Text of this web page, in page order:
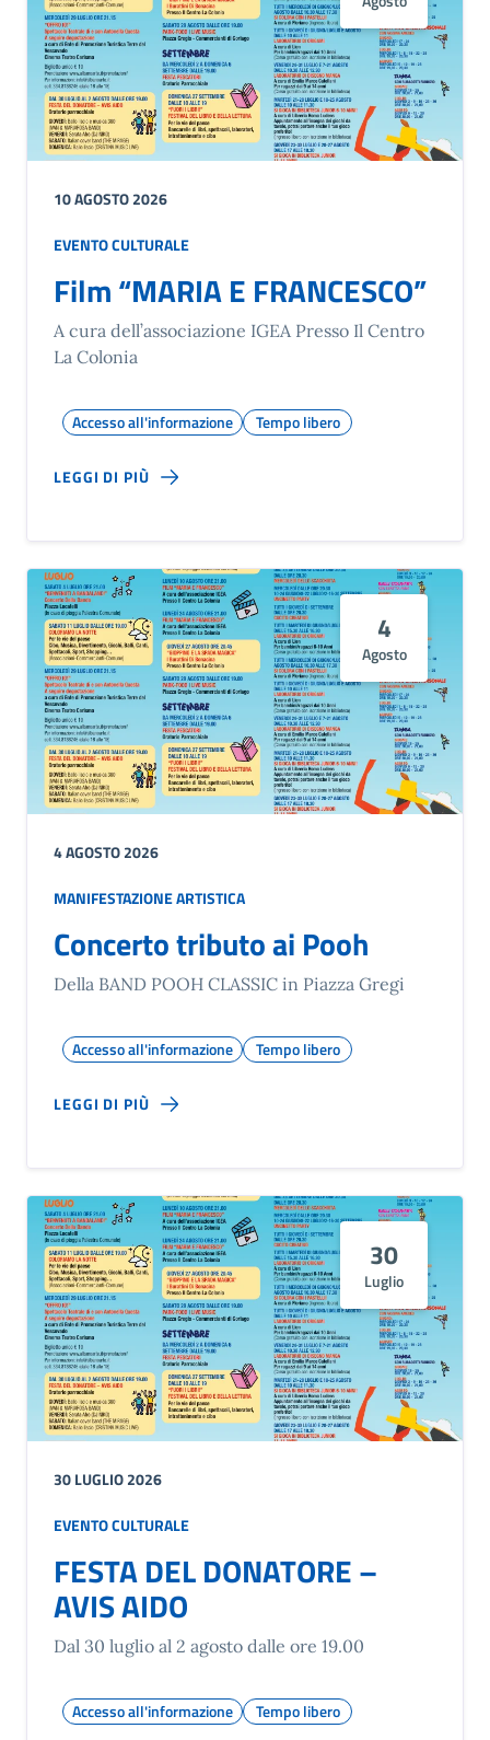
10 AGOSTO 2026
EVENTO CULTURALE
Film “MARIA E FRANCESCO”
A cura dell’associazione IGEA Presso Il Centro
La Colonia
Accesso all'informazione Tempo libero
LEGGI DI PIÙ
4
Agosto
4 AGOSTO 2026
MANIFESTAZIONE ARTISTICA
Concerto tributo ai Pooh
Della BAND POOH CLASSIC in Piazza Gregi
Accesso all'informazione Tempo libero
LEGGI DI PIÙ
30
Luglio
30 LUGLIO 2026
EVENTO CULTURALE
FESTA DEL DONATORE –
AVIS AIDO
Dal 30 luglio al 2 agosto dalle ore 19.00
Accesso all'informazione Tempo libero